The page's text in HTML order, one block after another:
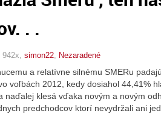
. .
942x, simon22, Nezaradené
a relatívne silnému SMERu
voľbách 2012, kedy dosiahol 44,41%
naďalej klesá vďaka novým a novým
predchodcov ktorí nevydržali ani